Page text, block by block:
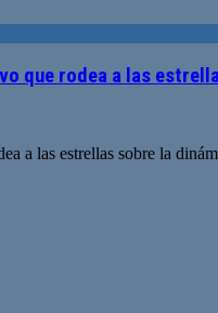
que rodea a las
a las estrellas sobre la